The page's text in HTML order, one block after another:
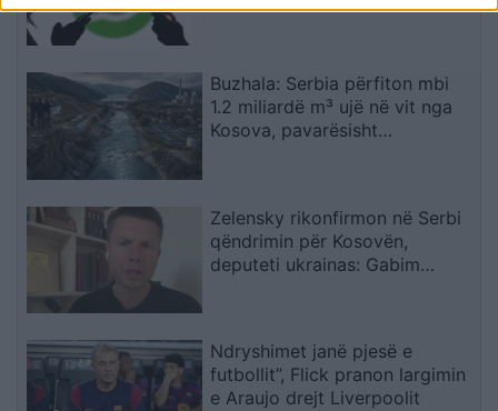
Buzhala: Serbia përfiton mbi
1.2 miliardë m³ ujë në vit nga
Kosova, pavarësisht
Zelensky rikonfirmon në Serbi
qëndrimin për Kosovën,
deputeti ukrainas: Gabim
Ndryshimet janë pjesë e
futbollit”, Flick pranon largimin
e Araujo drejt Liverpoolit